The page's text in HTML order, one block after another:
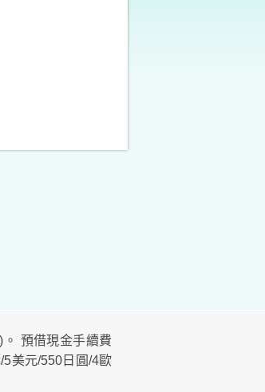
預借現金手續費
美元/550日圓/4歐